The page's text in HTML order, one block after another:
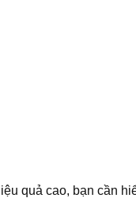
quả cao, bạn cần